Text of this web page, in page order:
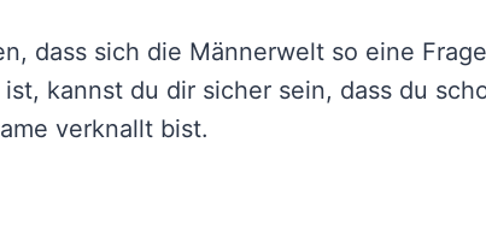
dass sich die Männerwelt so eine
kannst du dir sicher sein, dass du
verknallt bist.